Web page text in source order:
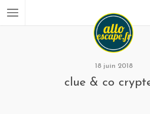
18 juin 2018
clue & co